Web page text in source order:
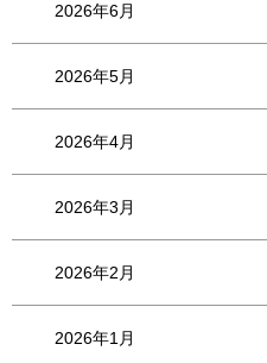
2026年6月
2026年5月
2026年4月
2026年3月
2026年2月
2026年1月